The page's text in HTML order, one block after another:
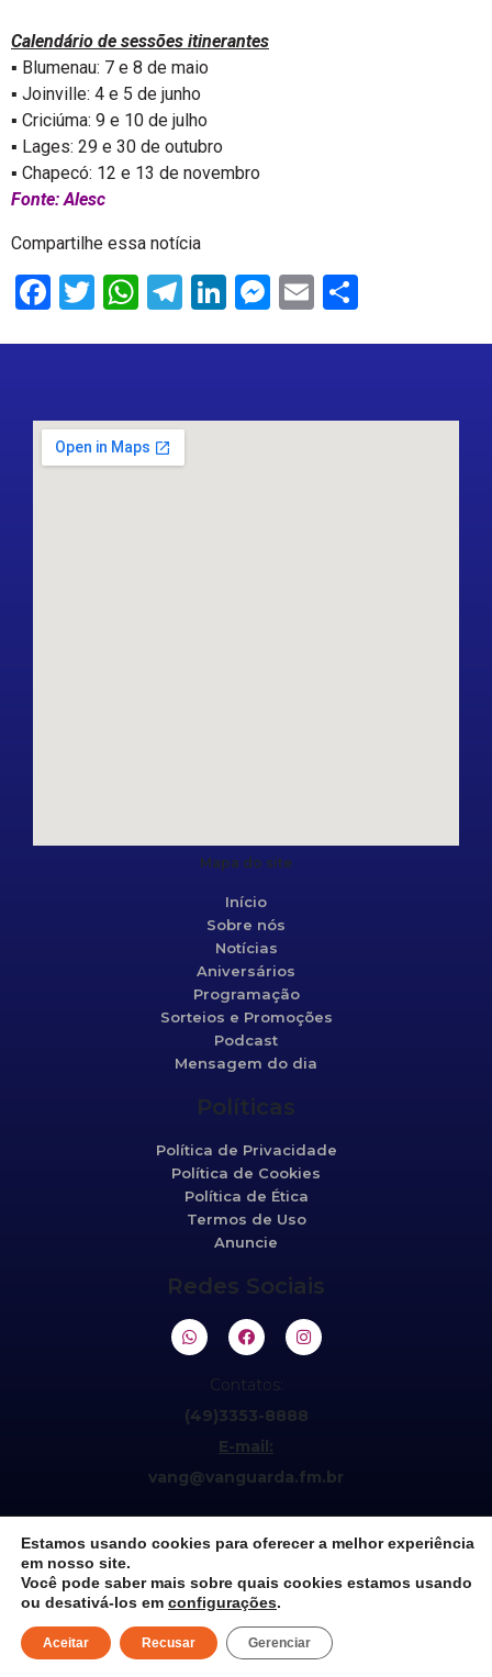
Calendário de sessões itinerantes
▪ Blumenau: 7 e 8 de maio
▪ Joinville: 4 e 5 de junho
▪ Criciúma: 9 e 10 de julho
▪ Lages: 29 e 30 de outubro
▪ Chapecó: 12 e 13 de novembro
Fonte: Alesc
Compartilhe essa notícia
Facebook
Twitter
WhatsApp
Telegram
LinkedIn
Messenger
Email
Mapa do site
Início
Sobre nós
Notícias
Aniversários
Programação
Sorteios e Promoções
Podcast
Mensagem do dia
Políticas
Política de Privacidade
Política de Cookies
Política de Ética
Termos de Uso
Anuncie
Redes Sociais
Contatos:
(49)3353-8888
E-mail:
vang@vanguarda.fm.br
©2021 Vanguarda 95,5fm. Todos os direitos reservados.
Estamos usando cookies para oferecer a melhor experiência
em nosso site.
Você pode saber mais sobre quais cookies estamos usando
ou desativá-los em configurações.
Aceitar Recusar Gerenciar